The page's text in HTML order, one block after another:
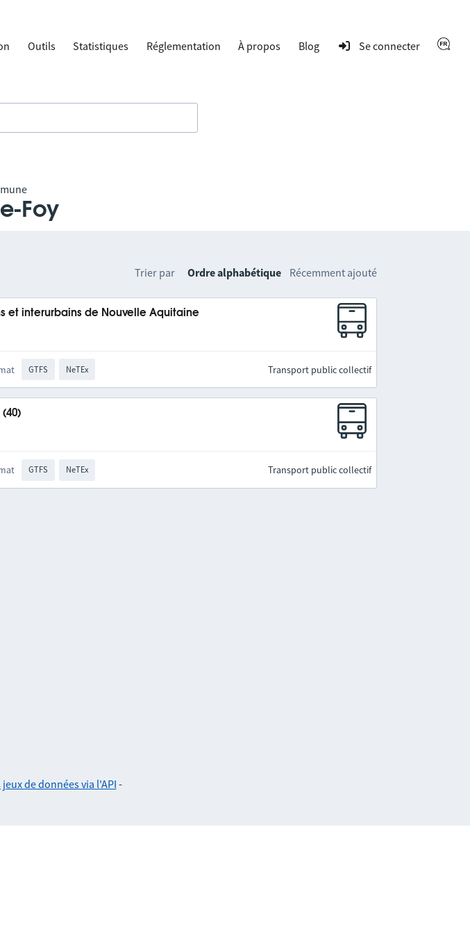
Outils Statistiques Réglementation À propos Blog Se connecter
Foy
Trier par Ordre alphabétique Récemment ajouté
et interurbains de Nouvelle Aquitaine
GTFS NeTEx Transport public collectif
GTFS NeTEx Transport public collectif
de données via l'API -